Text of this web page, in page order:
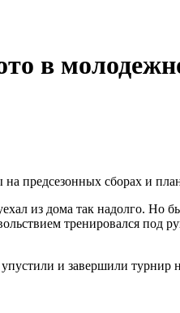
в
на предсезонных сборах и
из дома так надолго. Но
тренировался под
и завершили турнир